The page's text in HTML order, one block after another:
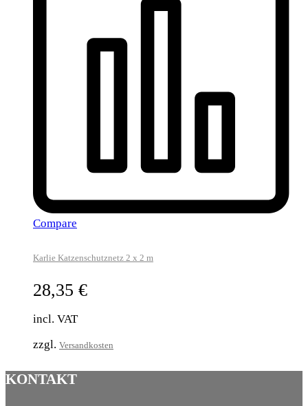
Compare
Karlie Katzenschutznetz 2 x 2 m
28,35 €
incl. VAT
zzgl. Versandkosten
KONTAKT